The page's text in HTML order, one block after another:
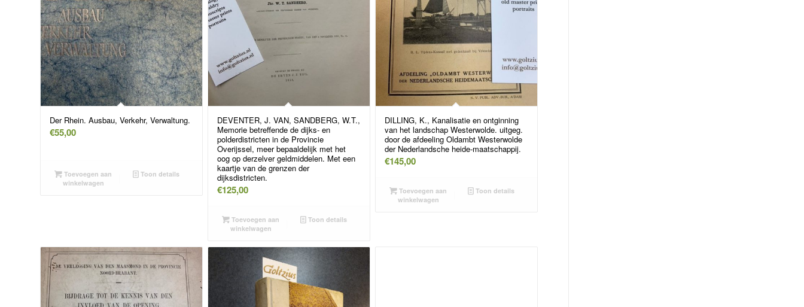
Der Rhein. Ausbau, Verkehr, Verwaltung.
€55,00
Toevoegen aan
winkelwagen
Toon details
DEVENTER, J. VAN, SANDBERG, W.T.,
Memorie betreffende de dijks- en
polderdistricten in de Provincie
Overijssel, meer bepaaldelijk met het
oog op derzelver geldmiddelen. Met een
kaartje van de grenzen der
dijksdistricten.
€125,00
Toevoegen aan
winkelwagen
Toon details
DILLING, K., Kanalisatie en ontginning
van het landschap Westerwolde. uitgeg.
door de afdeeling Oldambt Westerwolde
der Nederlandsche heide-maatschappij.
€145,00
Toevoegen aan
winkelwagen
Toon details